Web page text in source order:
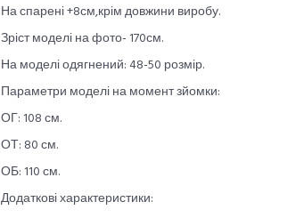
На спарені +8см,крім довжини виробу.
Зріст моделі на фото- 170см.
На моделі одягнений: 48-50 розмір.
Параметри моделі на момент зйомки:
ОГ: 108 см.
ОТ: 80 см.
ОБ: 110 см.
Додаткові характеристики: